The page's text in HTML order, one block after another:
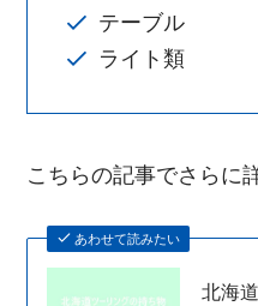
テーブル
ライト類
こちらの記事でさらに
あわせて読みたい
北海